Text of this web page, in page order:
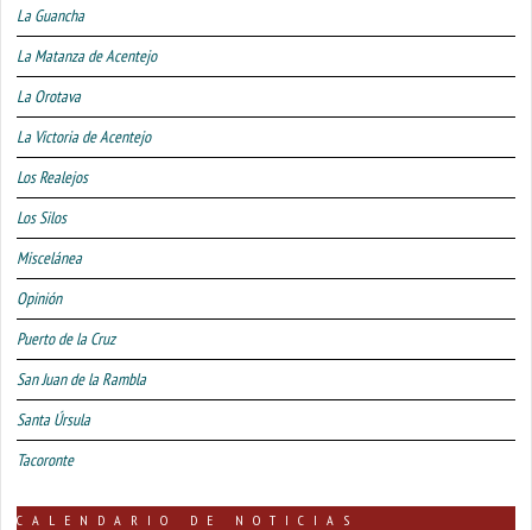
La Guancha
La Matanza de Acentejo
La Orotava
La Victoria de Acentejo
Los Realejos
Los Silos
Miscelánea
Opinión
Puerto de la Cruz
San Juan de la Rambla
Santa Úrsula
Tacoronte
CALENDARIO DE NOTICIAS